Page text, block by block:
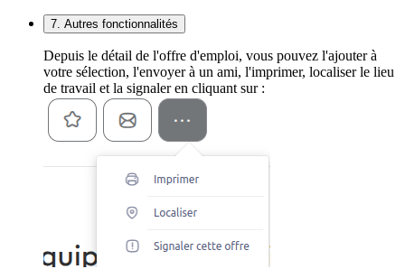
7. Autres fonctionnalités
Depuis le détail de l'offre d'emploi, vous pouvez l'ajouter à
votre sélection, l'envoyer à un ami, l'imprimer, localiser le lieu
de travail et la signaler en cliquant sur :